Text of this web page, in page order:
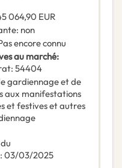
064,90 EUR
: non
encore connu
au marché:
: 54404
gardiennage et de
aux manifestations
et festives et autres
: 03/03/2025